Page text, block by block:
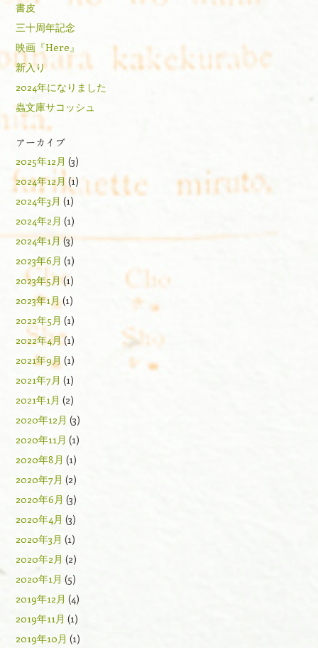
書皮
三十周年記念
映画『Here』
新入り
2024年になりました
蟲文庫サコッシュ
アーカイブ
2025年12月 (3)
2024年12月 (1)
2024年3月 (1)
2024年2月 (1)
2024年1月 (3)
2023年6月 (1)
2023年5月 (1)
2023年1月(1)
2022年5月 (1)
2022年4月(1)
2021年9月 (1)
2021年7月 (1)
2021年1月 (2)
2020年12月 (3)
2020年11月 (1)
2020年8月 (1)
2020年7月 (2)
2020年6月 (3)
2020年4月 (3)
2020年3月 (1)
2020年2月 (2)
2020年1月 (5)
2019年12月 (4)
2019年11月 (1)
2019年10月 (1)